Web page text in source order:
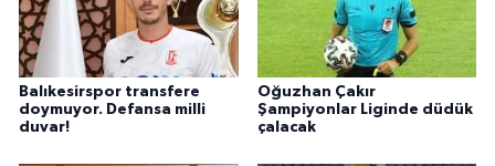
Balıkesirspor transfere
doymuyor. Defansa milli
duvar!
Oğuzhan Çakır
Şampiyonlar Liginde düdük
çalacak